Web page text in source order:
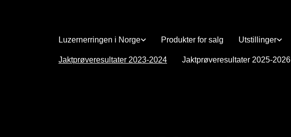
Luzernerringen i Norge Produkter for salg Utstillinger
Jaktprøveresultater 2023-2024 Jaktprøveresultater 2025-2026